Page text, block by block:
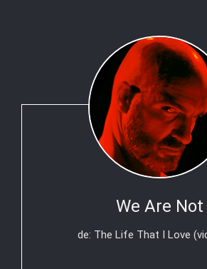
We Are Not
de: The Life That I Love